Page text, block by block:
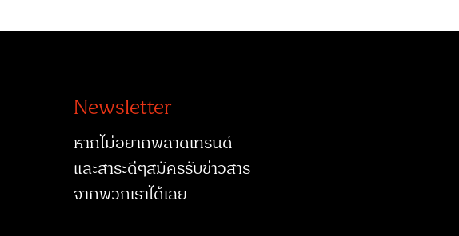
Newsletter
หากไม่อยากพลาดเทรนด์
และสาระดีๆสมัครรับข่าวสาร
จากพวกเราได้เลย